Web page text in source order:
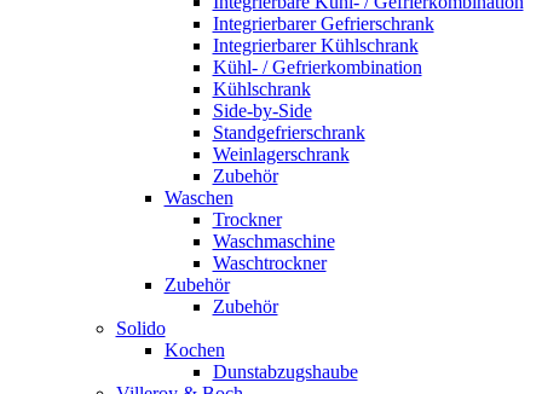
Integrierbarer Gefrierschrank
Integrierbarer Kühlschrank
Kühl- / Gefrierkombination
Kühlschrank
Side-by-Side
Standgefrierschrank
Weinlagerschrank
Zubehör
Waschen
Trockner
Waschmaschine
Waschtrockner
Zubehör
Zubehör
Solido
Kochen
Dunstabzugshaube